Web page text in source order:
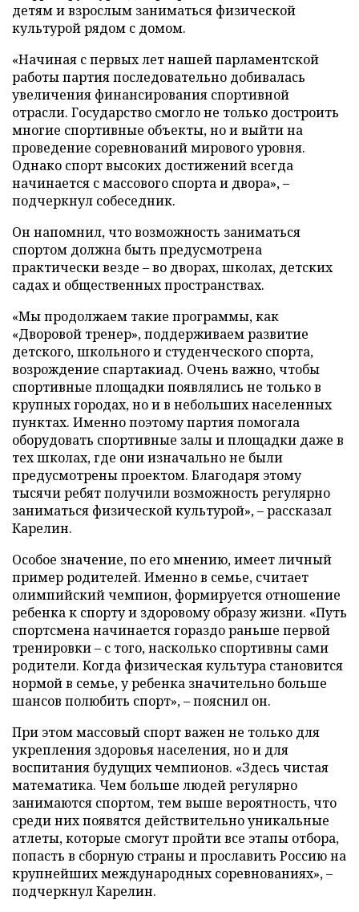
детям и взрослым заниматься физической
культурой рядом с домом.
«Начиная с первых лет нашей парламентской
работы партия последовательно добивалась
увеличения финансирования спортивной
отрасли. Государство смогло не только достроить
многие спортивные объекты, но и выйти на
проведение соревнований мирового уровня.
Однако спорт высоких достижений всегда
начинается с массового спорта и двора», –
подчеркнул собеседник.
Он напомнил, что возможность заниматься
спортом должна быть предусмотрена
практически везде – во дворах, школах, детских
садах и общественных пространствах.
«Мы продолжаем такие программы, как
«Дворовой тренер», поддерживаем развитие
детского, школьного и студенческого спорта,
возрождение спартакиад. Очень важно, чтобы
спортивные площадки появлялись не только в
крупных городах, но и в небольших населенных
пунктах. Именно поэтому партия помогала
оборудовать спортивные залы и площадки даже в
тех школах, где они изначально не были
предусмотрены проектом. Благодаря этому
тысячи ребят получили возможность регулярно
заниматься физической культурой», – рассказал
Карелин.
Особое значение, по его мнению, имеет личный
пример родителей. Именно в семье, считает
олимпийский чемпион, формируется отношение
ребенка к спорту и здоровому образу жизни. «Путь
спортсмена начинается гораздо раньше первой
тренировки – с того, насколько спортивны сами
родители. Когда физическая культура становится
нормой в семье, у ребенка значительно больше
шансов полюбить спорт», – пояснил он.
При этом массовый спорт важен не только для
укрепления здоровья населения, но и для
воспитания будущих чемпионов. «Здесь чистая
математика. Чем больше людей регулярно
занимаются спортом, тем выше вероятность, что
среди них появятся действительно уникальные
атлеты, которые смогут пройти все этапы отбора,
попасть в сборную страны и прославить Россию на
крупнейших международных соревнованиях», –
подчеркнул Карелин.